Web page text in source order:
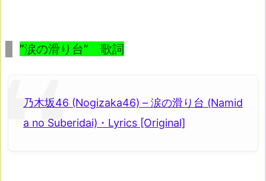
”涙の滑り台” 歌詞
乃木坂46 (Nogizaka46) – 涙の滑り台 (Namid
a no Suberidai)・Lyrics [Original]